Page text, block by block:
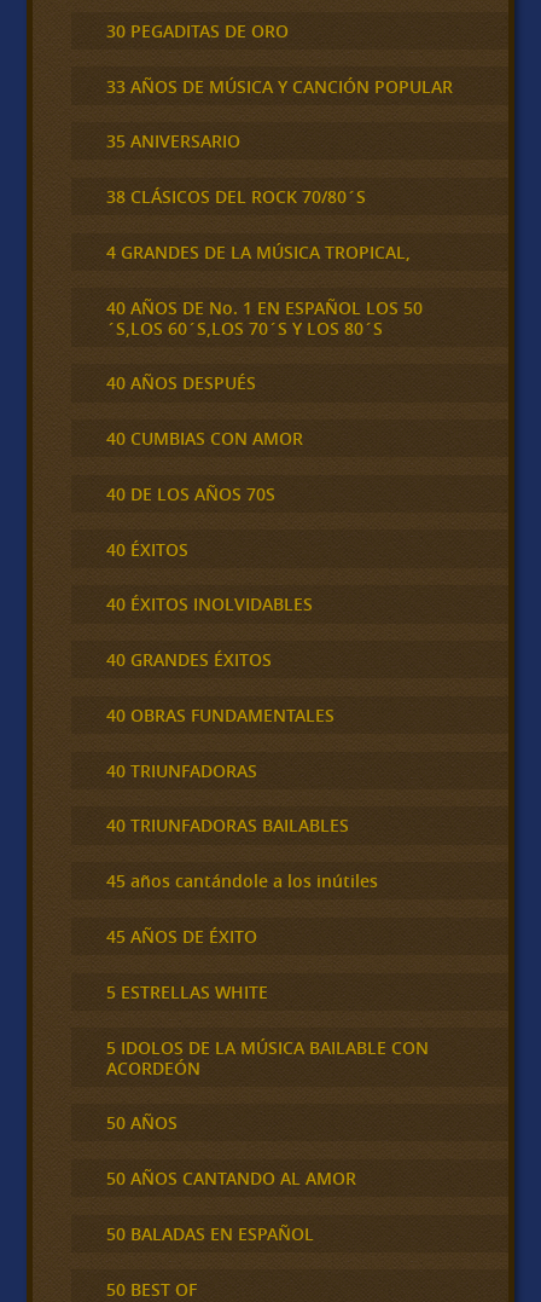
30 PEGADITAS DE ORO
33 AÑOS DE MÚSICA Y CANCIÓN POPULAR
35 ANIVERSARIO
38 CLÁSICOS DEL ROCK 70/80´S
4 GRANDES DE LA MÚSICA TROPICAL,
40 AÑOS DE No. 1 EN ESPAÑOL LOS 50
´S,LOS 60´S,LOS 70´S Y LOS 80´S
40 AÑOS DESPUÉS
40 CUMBIAS CON AMOR
40 DE LOS AÑOS 70S
40 ÉXITOS
40 ÉXITOS INOLVIDABLES
40 GRANDES ÉXITOS
40 OBRAS FUNDAMENTALES
40 TRIUNFADORAS
40 TRIUNFADORAS BAILABLES
45 años cantándole a los inútiles
45 AÑOS DE ÉXITO
5 ESTRELLAS WHITE
5 IDOLOS DE LA MÚSICA BAILABLE CON
ACORDEÓN
50 AÑOS
50 AÑOS CANTANDO AL AMOR
50 BALADAS EN ESPAÑOL
50 BEST OF